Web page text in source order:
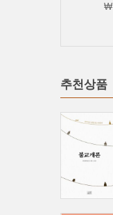
₩
추천상품